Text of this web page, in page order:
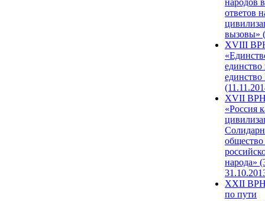
народов
ответов
вызовы»
XVIII
единство
единство
XVII
«Россия
народа»
XXII
по пути